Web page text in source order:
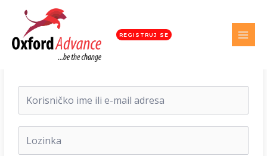
REGISTRUJ SE
Dobrodošli nazad!